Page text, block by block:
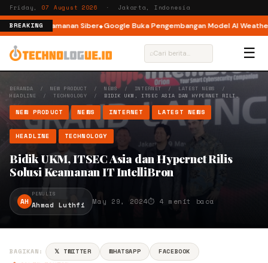
Friday, 07 August 2026 · Jakarta, Indonesia
BREAKING
Keamanan Siber Google Buka Pengembangan Model AI
⌕ ☰
BERANDA / NEW PRODUCT / NEWS/ INTERNET/ LATEST NEWS
/
HEADLINE /TECHNOLOGY / BIDIK UKM, ITSEC ASIA DAN HYPERNET RILI…
NEW PRODUCT NEWS INTERNET LATEST NEWS
HEADLINE TECHNOLOGY
Bidik UKM, ITSEC Asia dan Hypernet Rilis
Solusi Keamanan IT IntelliBron
AH
PENULIS
Ahmad Luthfi May 29, 2024⏱ 4 menit baca
BAGIKAN: 𝕏 TWITTER WHATSAPP
FACEBOOK